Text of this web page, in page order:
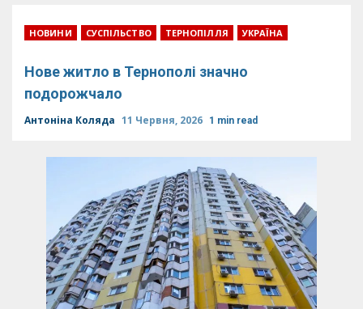
НОВИНИ СУСПІЛЬСТВО ТЕРНОПІЛЛЯ УКРАЇНА
Нове житло в Тернополі значно
подорожчало
Антоніна Коляда 11 Червня, 2026 1 min read